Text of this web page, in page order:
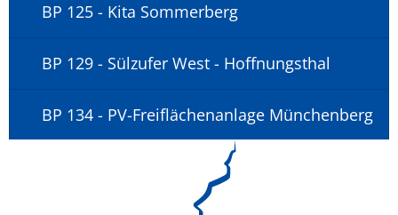
BP 125 - Kita Sommerberg
BP 129 - Sülzufer West - Hoffnungsthal
BP 134 - PV-Freiflächenanlage Münchenberg